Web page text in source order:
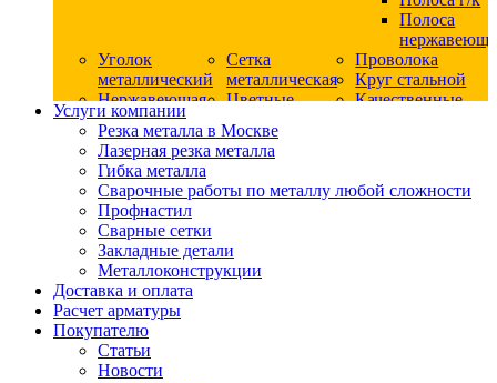
Полоса
Уголок
металлический
Сетка
металлическая
Проволока
Круг стальной
Нержавеющая
сталь
Квадрат
нержавеющий
никельсодержащий
Круг
нержавеющий
безникелевый
жаропрочный
Круг
нержавеющий
никельсодержащий
Шестигранник
нержавеющий
никельсодержащий
Цветные
Шестигранник
дюралевый
дюралевый
Качественные
Услуги компании
Резка металла в Москве
Лазерная резка металла
Гибка металла
Сварочные работы по металлу любой сложности
Профнастил
Сварные сетки
Закладные детали
Металлоконструкции
Доставка и оплата
Расчет арматуры
Покупателю
Статьи
Новости